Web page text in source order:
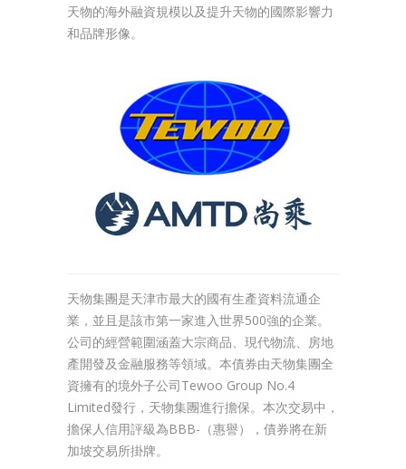
天物的海外融資規模以及提升天物的國際影響力
和品牌形像。
天物集團是天津市最大的國有生產資料流通企
業，並且是該市第一家進入世界500強的企業。
公司的經營範圍涵蓋大宗商品、現代物流、房地
產開發及金融服務等領域。本債券由天物集團全
資擁有的境外子公司Tewoo Group No.4
Limited發行，天物集團進行擔保。本次交易中，
擔保人信用評級為BBB-（惠譽），債券將在新
加坡交易所掛牌。